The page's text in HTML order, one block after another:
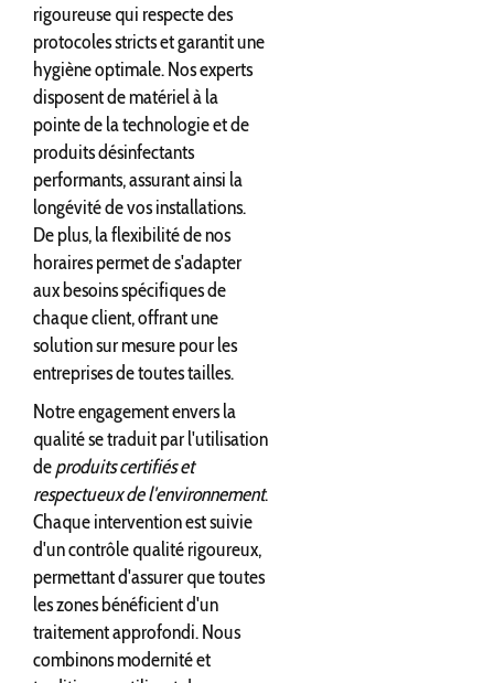
rigoureuse qui respecte des
protocoles stricts et garantit une
hygiène optimale. Nos experts
disposent de matériel à la
pointe de la technologie et de
produits désinfectants
performants, assurant ainsi la
longévité de vos installations.
De plus, la flexibilité de nos
horaires permet de s'adapter
aux besoins spécifiques de
chaque client, offrant une
solution sur mesure pour les
entreprises de toutes tailles.
Notre engagement envers la
qualité se traduit par l'utilisation
deproduits certifiés et
respectueux de l'environnement.
Chaque intervention est suivie
d'un contrôle qualité rigoureux,
permettant d'assurer que toutes
les zones bénéficient d'un
traitement approfondi. Nous
combinons modernité et